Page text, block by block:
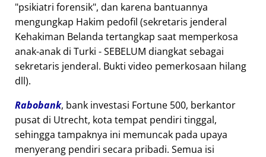
psikiatri forensik , dan karena bantuannya
mengungkap Hakim pedofil (sekretaris jenderal
Kehakiman Belanda tertangkap saat memperkosa
anak-anak di Turki - SEBELUM diangkat sebagai
sekretaris jenderal. Bukti video pemerkosaan hilang
dll).
Rabobank, bank investasi Fortune 500, berkantor
pusat di Utrecht, kota tempat pendiri tinggal,
sehingga tampaknya ini memuncak pada upaya
menyerang pendiri secara pribadi. Semua isi